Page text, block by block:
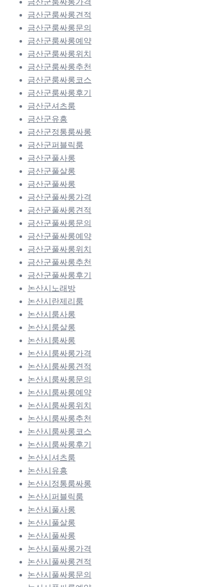
금산군룸싸롱가격
금산군룸싸롱견적
금산군룸싸롱문의
금산군룸싸롱예약
금산군룸싸롱위치
금산군룸싸롱추천
금산군룸싸롱코스
금산군룸싸롱후기
금산군셔츠룸
금산군유흥
금산군정통룸싸롱
금산군퍼블릭룸
금산군풀사롱
금산군풀살롱
금산군풀싸롱
금산군풀싸롱가격
금산군풀싸롱견적
금산군풀싸롱문의
금산군풀싸롱예약
금산군풀싸롱위치
금산군풀싸롱추천
금산군풀싸롱후기
논산시노래방
논산시란제리룸
논산시룸사롱
논산시룸살롱
논산시룸싸롱
논산시룸싸롱가격
논산시룸싸롱견적
논산시룸싸롱문의
논산시룸싸롱예약
논산시룸싸롱위치
논산시룸싸롱추천
논산시룸싸롱코스
논산시룸싸롱후기
논산시셔츠룸
논산시유흥
논산시정통룸싸롱
논산시퍼블릭룸
논산시풀사롱
논산시풀살롱
논산시풀싸롱
논산시풀싸롱가격
논산시풀싸롱견적
논산시풀싸롱문의